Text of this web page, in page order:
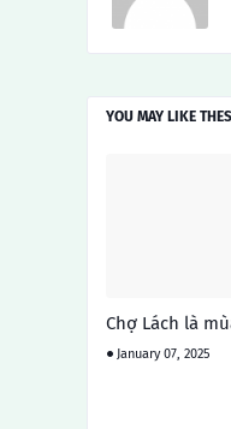
YOU MAY LIKE
Chợ Lách là
January 07, 2025